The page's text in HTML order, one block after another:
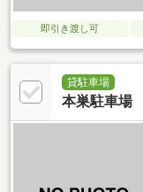
即引き渡し可
貸駐車場
本巣駐車場